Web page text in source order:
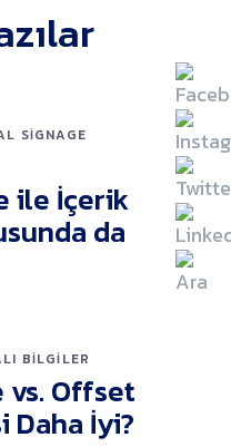
SIGNAGE
ile İçerik
da
BILGILER
vs. Offset
Daha İyi?